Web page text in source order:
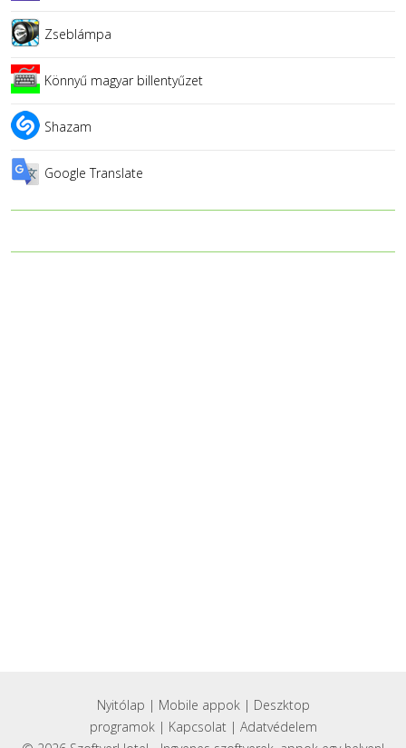
Zseblámpa
Könnyű magyar billentyűzet
Shazam
Google Translate
Nyitólap | Mobile appok| Deszktop
programok| Kapcsolat| Adatvédelem